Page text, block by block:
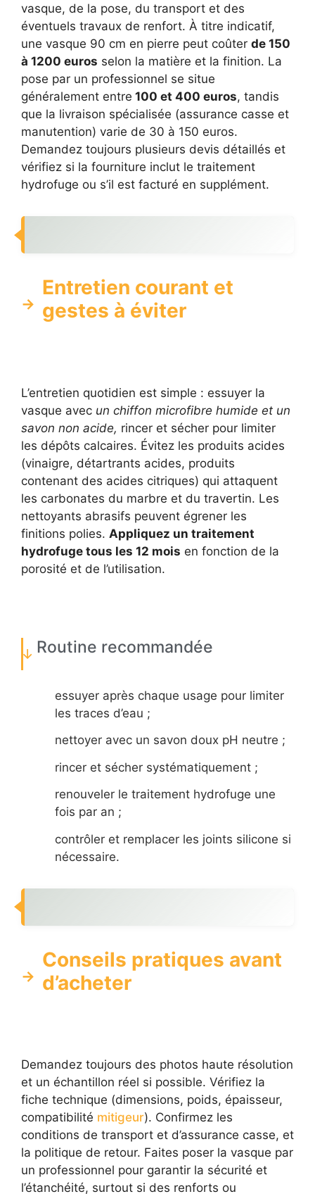
vasque, de la pose, du transport et des
éventuels travaux de renfort. À titre indicatif,
une vasque 90 cm en pierre peut coûter de 150
à 1200 euros selon la matière et la finition. La
pose par un professionnel se situe
généralement entre 100 et 400 euros, tandis
que la livraison spécialisée (assurance casse et
manutention) varie de 30 à 150 euros.
Demandez toujours plusieurs devis détaillés et
vérifiez si la fourniture inclut le traitement
hydrofuge ou s’il est facturé en supplément.
Entretien courant et
gestes à éviter
L’entretien quotidien est simple : essuyer la
vasque avec un chiffon microfibre humide et un
savon non acide, rincer et sécher pour limiter
les dépôts calcaires. Évitez les produits acides
(vinaigre, détartrants acides, produits
contenant des acides citriques) qui attaquent
les carbonates du marbre et du travertin. Les
nettoyants abrasifs peuvent égrener les
finitions polies. Appliquez un traitement
hydrofuge tous les 12 mois en fonction de la
porosité et de l’utilisation.
Routine recommandée
essuyer après chaque usage pour limiter
les traces d’eau ;
nettoyer avec un savon doux pH neutre ;
rincer et sécher systématiquement ;
renouveler le traitement hydrofuge une
fois par an ;
contrôler et remplacer les joints silicone si
nécessaire.
Conseils pratiques avant
d’acheter
Demandez toujours des photos haute résolution
et un échantillon réel si possible. Vérifiez la
fiche technique (dimensions, poids, épaisseur,
compatibilité mitigeur). Confirmez les
conditions de transport et d’assurance casse, et
la politique de retour. Faites poser la vasque par
un professionnel pour garantir la sécurité et
l’étanchéité, surtout si des renforts ou